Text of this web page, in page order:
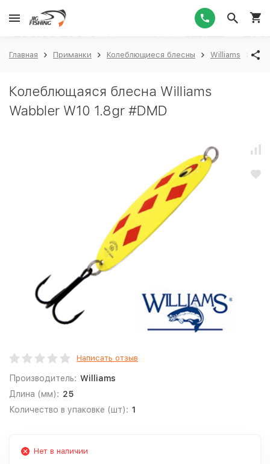
Главная Приманки Колеблющиеся блесны Williams
Колеблющаяся блесна Williams
Wabbler W10 1.8gr #DMD
Написать отзыв
Производитель: Williams
Длина (мм): 25
Количество в упаковке (шт): 1
Нет в наличии